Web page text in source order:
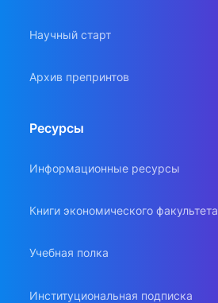
Научный старт
Архив препринтов
Ресурсы
Информационные ресурсы
Книги экономического факультета
Учебная полка
Институциональная подписка